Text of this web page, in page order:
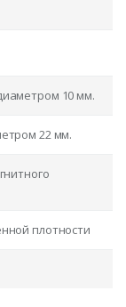
10 мм.
22 мм.
плотности